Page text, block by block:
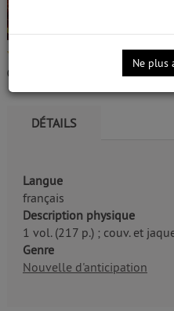
/5
0
Livre
Leroy, Jérôme
Edité parÉd.
DÉTAILS
Langue
français
Description physique
1 vol. (217 p.) ; couv. et
Genre
Nouvelle d'anticipation
Ne plus